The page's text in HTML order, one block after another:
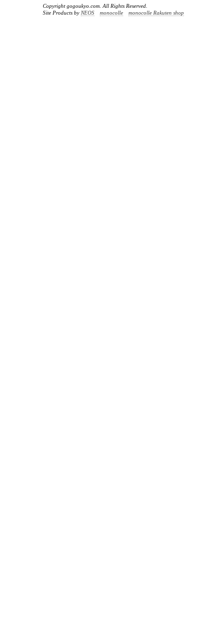
Copyright gogoukyo.com. All Rights Reserved.
Site Products by NEOS monocolle monocolle Rakuten shop